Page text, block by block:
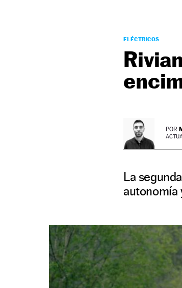
ELÉCTRICOS
POR
La
autonomía